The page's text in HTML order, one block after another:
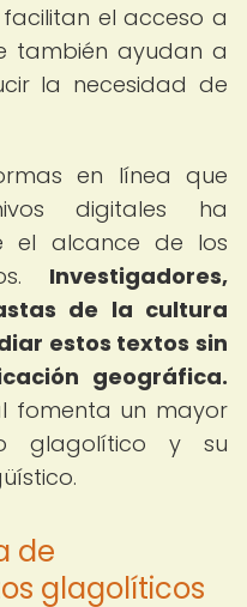
el acceso a
también ayudan a
la necesidad de
en línea que
digitales ha
el alcance de los
Investigadores,
de la cultura
estos textos sin
geográfica.
fomenta un mayor
glagolítico y su
de
glagolíticos